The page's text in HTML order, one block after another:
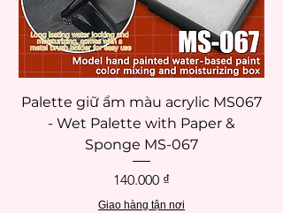
Palette giữ ẩm màu acrylic MS067
- Wet Palette with Paper &
Sponge MS-067
Giá
140.000 ₫
Giao hàng tận nơi